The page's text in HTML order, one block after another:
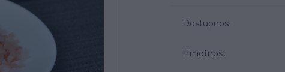
Dostupnost
Hmotnost